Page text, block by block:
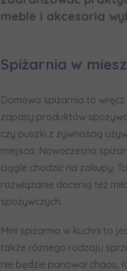
meble i akcesoria
Spiżarnia w
Domowa spiżarnia to
zapasy produktów
czy puszki z żywnością
miejsca. Nowoczesna
ciągle chodzić na zakupy.
rozwiązanie docenią też
spożywczych.
Mini spiżarnia w kuchni to
także różnego rodzaju
nie będzie panował
Rozwiń
na